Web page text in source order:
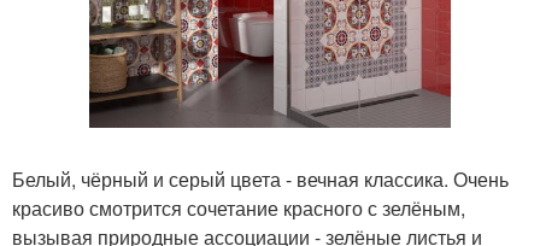
Белый, чёрный и серый цвета - вечная классика. Очень
красиво смотрится сочетание красного с зелёным,
вызывая природные ассоциации - зелёные листья и